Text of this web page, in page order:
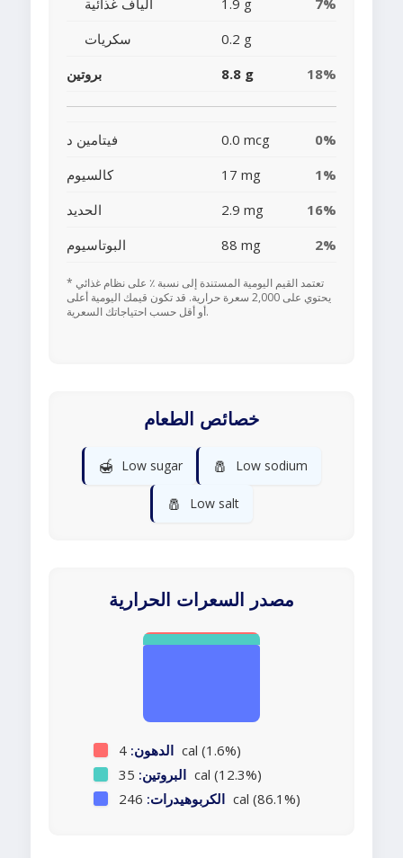
ألياف غذائية 1.9 g
7%
سكريات
0.2 g
بروتين
8.8 g 18%
فيتامين د 0.0 mcg
0%
كالسيوم
17 mg
1%
الحديد
2.9 mg
16%
البوتاسيوم
88 mg 2%
* تعتمد القيم اليومية المستندة إلى نسبة ٪ على نظام غذائي
يحتوي على 2,000 سعرة حرارية. قد تكون قيمك اليومية أعلى
أو أقل حسب احتياجاتك السعرية.
خصائص الطعام
🍯 Low sugar 🧂 Low sodium
🧂 Low salt
مصدر السعرات الحرارية
الدهون: 4 cal (1.6%)
البروتين: 35 cal (12.3%)
الكربوهيدرات: 246 cal (86.1%)